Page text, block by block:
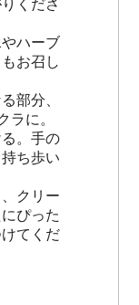
くださ
ハーブ
お召し
部分、
ラに。
。手の
ち歩い
クリー
ぴった
てくだ